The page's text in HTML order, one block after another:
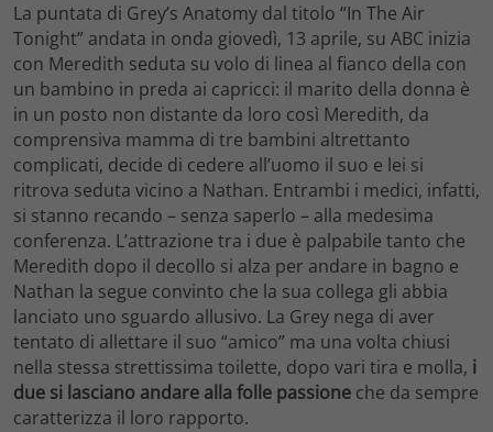
La puntata di Grey’s Anatomy dal titolo “In The Air
Tonight” andata in onda giovedì, 13 aprile, su ABC inizia
con Meredith seduta su volo di linea al fianco della con
un bambino in preda ai capricci: il marito della donna è
in un posto non distante da loro così Meredith, da
comprensiva mamma di tre bambini altrettanto
complicati, decide di cedere all’uomo il suo e lei si
ritrova seduta vicino a Nathan. Entrambi i medici, infatti,
si stanno recando – senza saperlo – alla medesima
conferenza. L’attrazione tra i due è palpabile tanto che
Meredith dopo il decollo si alza per andare in bagno e
Nathan la segue convinto che la sua collega gli abbia
lanciato uno sguardo allusivo. La Grey nega di aver
tentato di allettare il suo “amico” ma una volta chiusi
nella stessa strettissima toilette, dopo vari tira e molla, i
due si lasciano andare alla folle passione che da sempre
caratterizza il loro rapporto.